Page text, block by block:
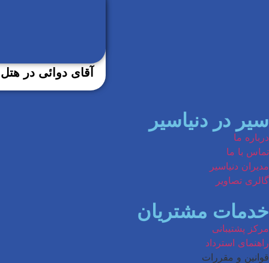
آقای دوائی در
سیر در دنیاسیر
درباره ما
تماس با ما
مدیران دنیاسیر
گالری تصاویر
خدمات مشتریان
مرکز پشتیبانی
راهنمای استرداد
قوانین و مقررات